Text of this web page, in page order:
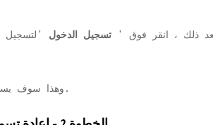
بعد ذلك ، انقر فوق ' تسجيل الدخول 'لتسجيل
وهذا سوف يستغرق عدة دقائق.